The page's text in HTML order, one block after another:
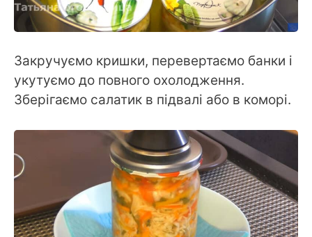
Закручуємо кришки, перевертаємо банки і
укутуємо до повного охолодження.
Зберігаємо салатик в підвалі або в коморі.